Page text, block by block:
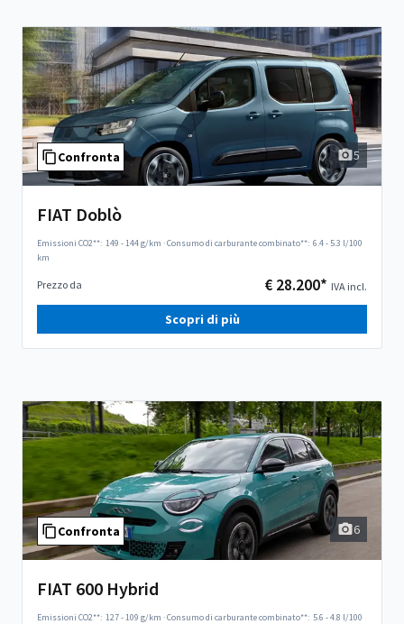
Confronta 5
FIAT Doblò
Emissioni CO2**: 149 - 144 g/km ·Consumo di carburante combinato**: 6.4 - 5.3 l/100
km
Prezzo da € 28.200* IVA incl.
Scopri di più
Confronta 6
FIAT 600 Hybrid
Emissioni CO2**: 127 - 109 g/km ·Consumo di carburante combinato**: 5.6 - 4.8 l/100